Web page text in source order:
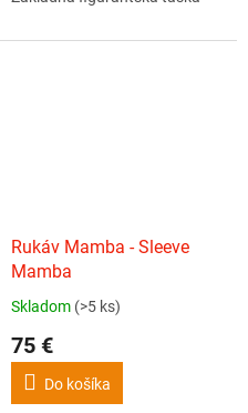
Rukáv Mamba - Sleeve
Mamba
Priemerné
produktu
5,0
Skladom (>5 ks)
75 €
Do košíka